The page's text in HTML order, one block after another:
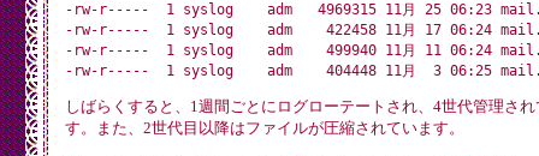
-rw-r-----  1 syslog    adm   4969315 11月 25 06:23
-rw-r-----  1 syslog    adm    422458 11月 17 06:24
-rw-r-----  1 syslog    adm    499940 11月 11 06:24
しばらくすると、1週間ごとにログローテートされ、4世代管理さ
す。また、2世代目以降はファイルが圧縮されています。